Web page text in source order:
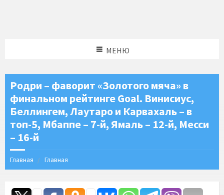
МЕНЮ
Родри – фаворит «Золотого мяча» в
финальном рейтинге Goal. Винисиус,
Беллингем, Лаутаро и Карвахаль – в
топ-5, Мбаппе – 7-й, Ямаль – 12-й, Месси
– 16-й
Главная Главная